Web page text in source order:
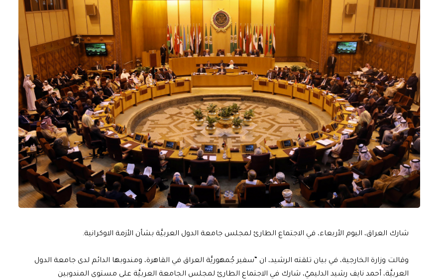
شارك العراق، اليوم الأربعاء، في الاجتماع الطارئ لمجلس جامعة الدول العربيَّة بشأن الأزمة الاوكرانية.
وقالت وزارة الخارجية، في بيان تلقته الرشيد، ان “سفير جُمهوريَّة العراق في القاهرة، ومندوبها الدائم لدى جامعة الدول
العربيَّة، أحمد نايف رشيد الدليميّ، شارك في الاجتماع الطارئ لمجلس الجامعة العربيَّة على مستوى المندوبين